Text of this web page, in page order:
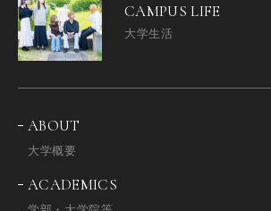
CAMPUS LIFE
大学生活
ABOUT
大学概要
ACADEMICS